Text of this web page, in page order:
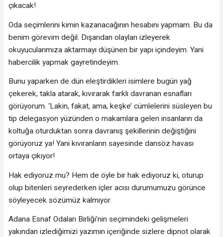
çıkacak!
Oda seçimlerini kimin kazanacağının hesabını yapmam. Bu da
benim görevim değil. Dışarıdan olayları izleyerek
okuyucularımıza aktarmayı düşünen bir yapı içindeyim. Yani
habercilik yapmak gayretindeyim.
Bunu yaparken de dün eleştirdikleri isimlere bugün yağ
çekerek, takla atarak, kıvırarak farklı davranan esnafları
görüyorum. ‘Lakin, fakat, ama, keşke’ cümlelerini süsleyen bu
tip delegasyon yüzünden o makamlara gelen insanların da
koltuğa oturduktan sonra davranış şekillerinin değiştiğini
görüyoruz ya! Yani kıvıranların sayesinde dansöz havası
ortaya çıkıyor!
Hak ediyoruz mu? Hem de öyle bir hak ediyoruz ki, oturup
olup bitenleri seyrederken içler acısı durumumuzu görünce
söyleyecek sözümüz kalmıyor.
Adana Esnaf Odaları Birliği’nin seçimindeki gelişmeleri
yakından izlediğimizi yazımın içeriğinde sizlere dipnot olarak